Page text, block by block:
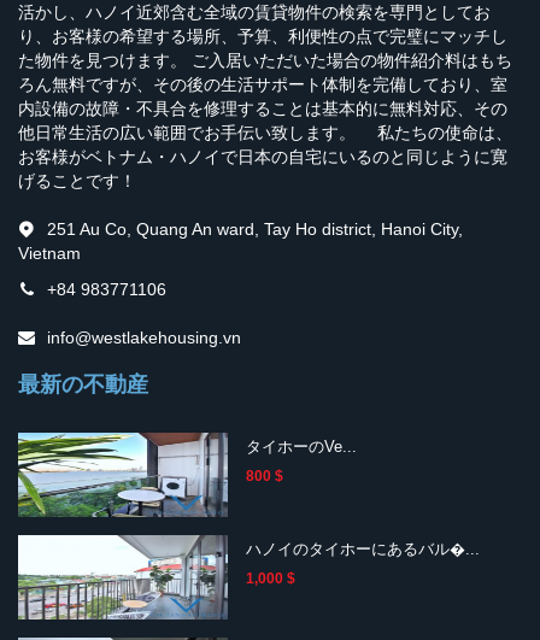
活かし、ハノイ近郊含む全域の賃貸物件の検索を専門としてお
り、お客様の希望する場所、予算、利便性の点で完璧にマッチし
た物件を見つけます。 ご入居いただいた場合の物件紹介料はもち
ろん無料ですが、その後の生活サポート体制を完備しており、室
内設備の故障・不具合を修理することは基本的に無料対応、その
他日常生活の広い範囲でお手伝い致します。 私たちの使命は、
お客様がベトナム・ハノイで日本の自宅にいるのと同じように寛
げることです！
251 Au Co, Quang An ward, Tay Ho district, Hanoi City,
Vietnam
+84 983771106
info@westlakehousing.vn
最新の不動産
タイホーのVe...
800 $
ハノイのタイホーにあるバル�...
1,000 $